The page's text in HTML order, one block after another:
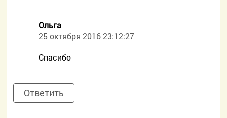
Ольга
25 октября 2016 23:12:27
Спасибо
Ответить